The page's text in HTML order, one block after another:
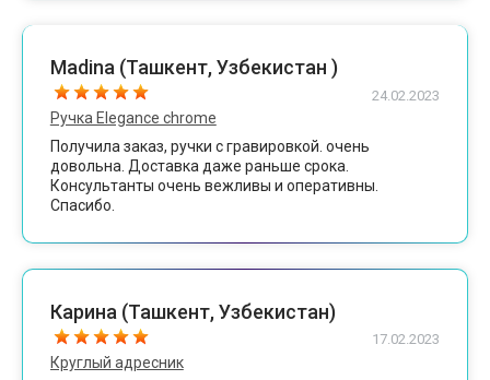
Madina (Ташкент, Узбекистан )
24.02.2023
Ручка Elegance chrome
Получила заказ, ручки с гравировкой. очень
довольна. Доставка даже раньше срока.
Консультанты очень вежливы и оперативны.
Спасибо.
Карина (Ташкент, Узбекистан)
17.02.2023
Круглый адресник